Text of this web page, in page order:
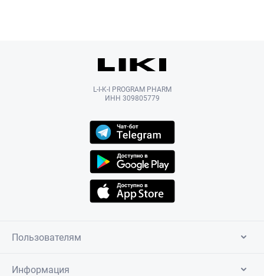
L-I-K-I PROGRAM PHARM
ИНН 309805779
Пользователям
Информация